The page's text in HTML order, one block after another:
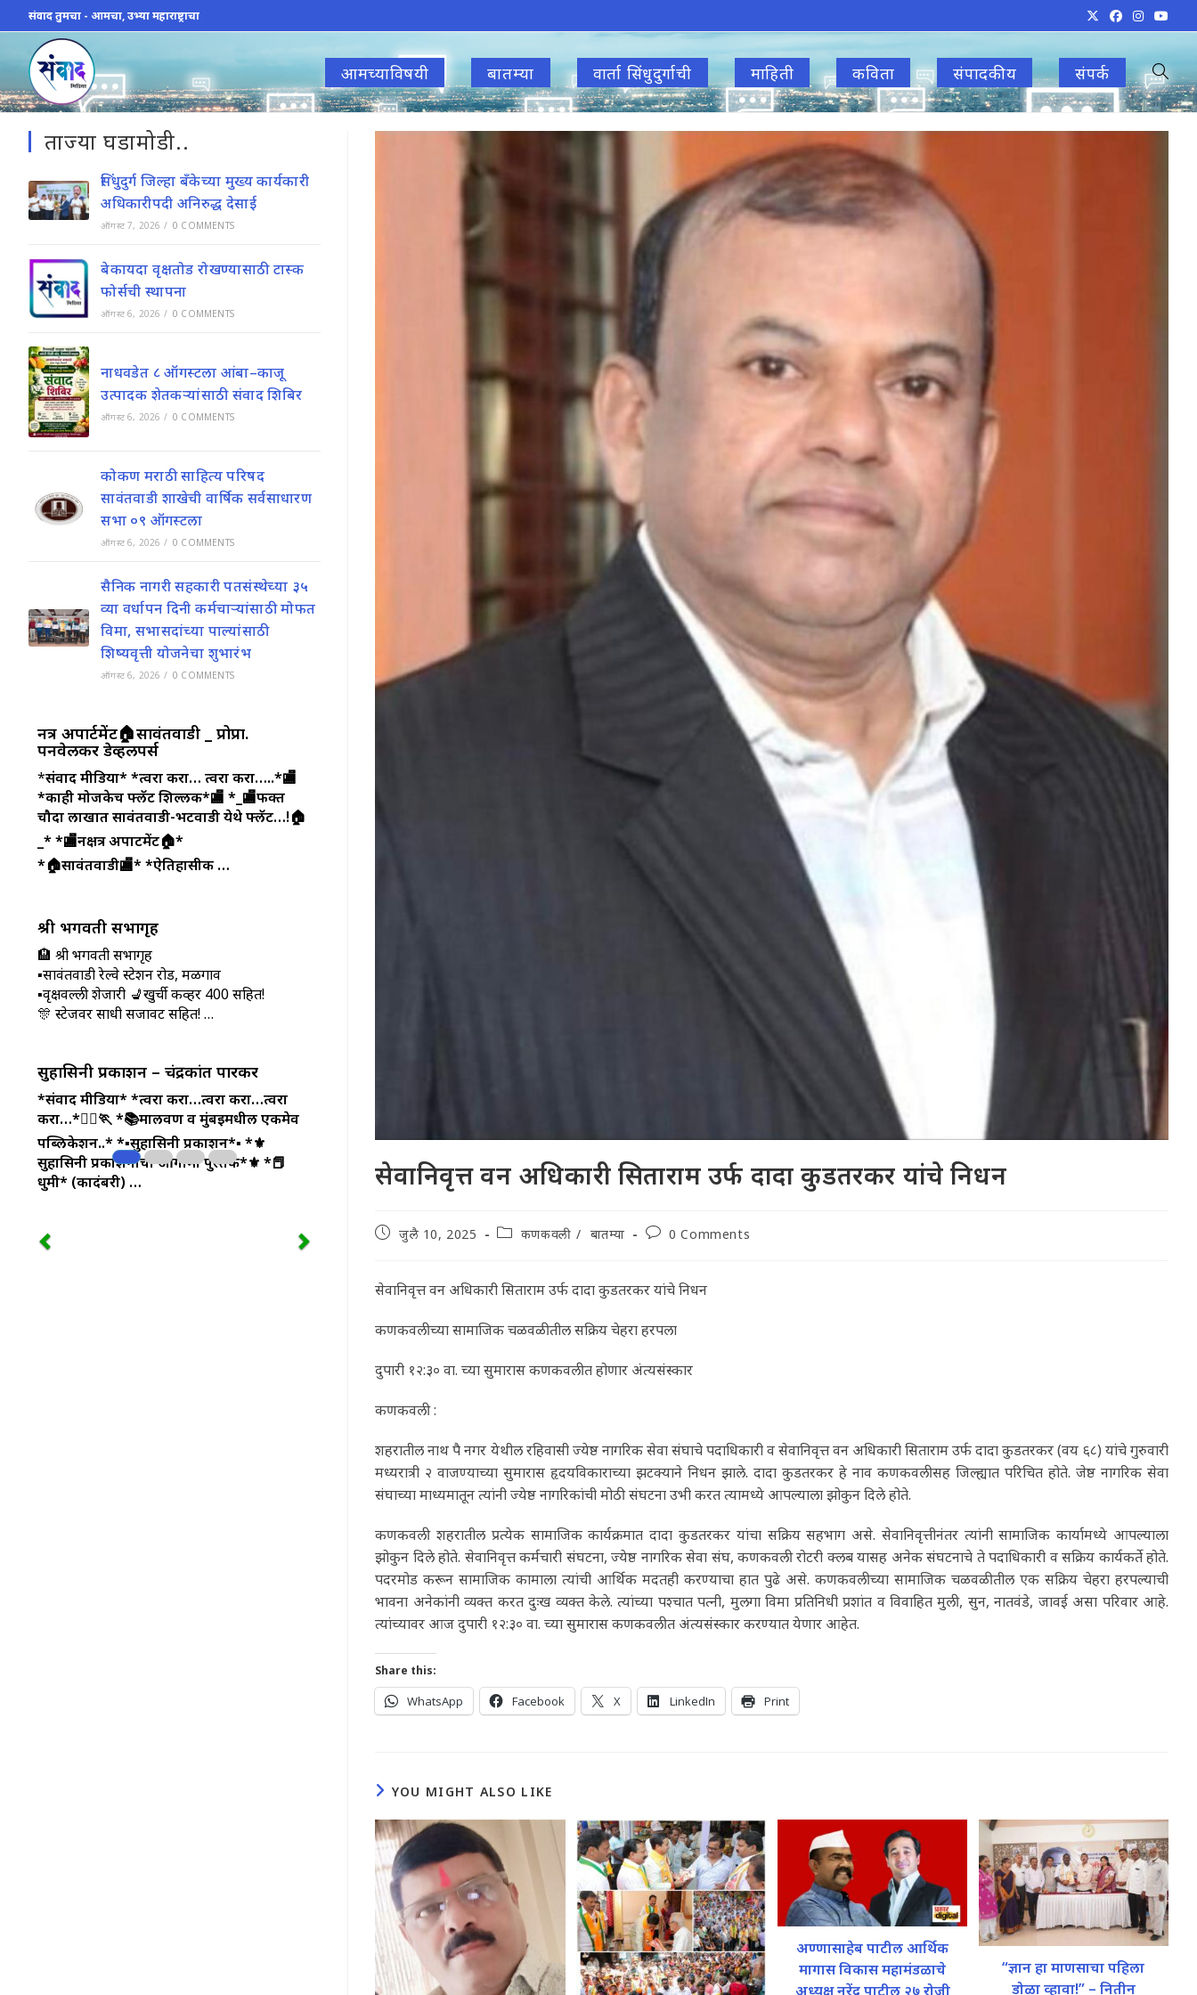
to
content
संवाद तुमचा - आमचा, उभ्या महाराष्ट्राचा
आमच्याविषयी बातम्या वार्ता सिंधुदुर्गाची माहिती कविता संपादकीय संपर्क Toggle
सेवानिवृत्त वन अधिकारी सिताराम उर्फ दादा कुडतरकर यांचे निधन
Postजुलै 10, 2025
Postकणकवली / बातम्या
Post0 Comments
सेवानिवृत्त वन अधिकारी सिताराम उर्फ दादा कुडतरकर यांचे निधन
कणकवलीच्या सामाजिक चळवळीतील सक्रिय चेहरा हरपला
दुपारी १२:३० वा. च्या सुमारास कणकवलीत होणार अंत्यसंस्कार
कणकवली :
शहरातील नाथ पै नगर येथील रहिवासी ज्येष्ठ नागरिक सेवा संघाचे पदाधिकारी व सेवानिवृत्त वन अधिकारी सिताराम उर्फ दादा कुडतरकर (वय ६८) यांचे गुरुवारी
मध्यरात्री २ वाजण्याच्या सुमारास हृदयविकाराच्या झटक्याने निधन झाले. दादा कुडतरकर हे नाव कणकवलीसह जिल्ह्यात परिचित होते. जेष्ठ नागरिक सेवा
संघाच्या माध्यमातून त्यांनी ज्येष्ठ नागरिकांची मोठी संघटना उभी करत त्यामध्ये आपल्याला झोकुन दिले होते.
कणकवली शहरातील प्रत्येक सामाजिक कार्यक्रमात दादा कुडतरकर यांचा सक्रिय सहभाग असे. सेवानिवृत्तीनंतर त्यांनी सामाजिक कार्यामध्ये आपल्याला
झोकुन दिले होते. सेवानिवृत्त कर्मचारी संघटना, ज्येष्ठ नागरिक सेवा संघ, कणकवली रोटरी क्लब यासह अनेक संघटनाचे ते पदाधिकारी व सक्रिय कार्यकर्ते होते.
पदरमोड करून सामाजिक कामाला त्यांची आर्थिक मदतही करण्याचा हात पुढे असे. कणकवलीच्या सामाजिक चळवळीतील एक सक्रिय चेहरा हरपल्याची
भावना अनेकांनी व्यक्त करत दुःख व्यक्त केले. त्यांच्या पश्चात पत्नी, मुलगा विमा प्रतिनिधी प्रशांत व विवाहित मुली, सुन, नातवंडे, जावई असा परिवार आहे.
त्यांच्यावर आज दुपारी १२:३० वा. च्या सुमारास कणकवलीत अंत्यसंस्कार करण्यात येणार आहेत.
Share this:
WhatsApp Facebook X LinkedIn Print
YOU MIGHT ALSO LIKE
अण्णासाहेब पाटील आर्थिक
मागास विकास महामंडळाचे
अध्यक्ष नरेंद्र पाटील २७ रोजी
“ज्ञान हा माणसाचा पहिला
डोळा व्हावा!” – नितीन
ताज्या घडामोडी..
सिंधुदुर्ग जिल्हा बँकेच्या मुख्य कार्यकारी
अधिकारीपदी अनिरुद्ध देसाई
ऑगस्ट 7, 2026 / 0 COMMENTS
बेकायदा वृक्षतोड रोखण्यासाठी टास्क
फोर्सची स्थापना
ऑगस्ट 6, 2026 / 0 COMMENTS
नाधवडेत ८ ऑगस्टला आंबा–काजू
उत्पादक शेतकऱ्यांसाठी संवाद शिबिर
ऑगस्ट 6, 2026 / 0 COMMENTS
कोकण मराठी साहित्य परिषद
सावंतवाडी शाखेची वार्षिक सर्वसाधारण
सभा ०९ ऑगस्टला
ऑगस्ट 6, 2026 / 0 COMMENTS
सैनिक नागरी सहकारी पतसंस्थेच्या ३५
व्या वर्धापन दिनी कर्मचाऱ्यांसाठी मोफत
विमा, सभासदांच्या पाल्यांसाठी
शिष्यवृत्ती योजनेचा शुभारंभ
ऑगस्ट 6, 2026 / 0 COMMENTS
नक्षत्र अपार्टमेंट🏠सावंतवाडी _ प्रोप्रा.
पनवेलकर डेव्हलपर्स
*संवाद मीडिया**त्वरा करा… त्वरा करा…..*🏬
*काही मोजकेच फ्लॅट शिल्लक*🏬 *_🏬फक्त
चौदा लाखात सावंतवाडी-भटवाडी येथे फ्लॅट…!🏠
_**🏬नक्षत्र अपार्टमेंट🏠*
*🏠सावंतवाडी🏬**ऐतिहासीक …
श्री भगवती सभागृह
🏨 श्री भगवती सभागृह
▪सावंतवाडी रेल्वे स्टेशन रोड, मळगाव
▪वृक्षवल्ली शेजारी 💺खुर्ची कव्हर 400 सहित!
🎊 स्टेजवर साधी सजावट सहित! …
सुहासिनी प्रकाशन – चंद्रकांत पारकर
*संवाद मीडिया**त्वरा करा…त्वरा करा…त्वरा
करा…*🏃‍♀️🏃*📚मालवण व मुंबईमधील एकमेव
पब्लिकेशन..**▪️सुहासिनी प्रकाशन*▪️ *⚜️
सुहासिनी प्रकाशनाची आगामी पुस्तके*⚜️ *📕
धुमी* (कादंबरी) …